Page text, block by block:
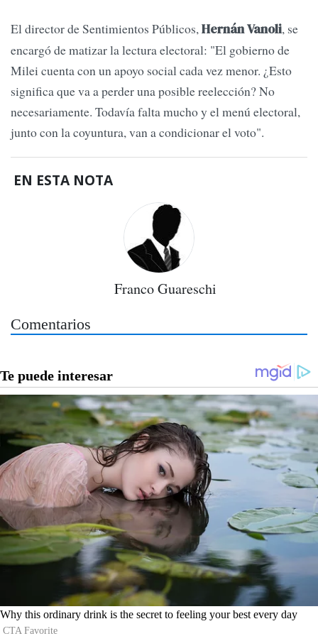
El director de Sentimientos Públicos,Hernán Vanoli, se
encargó de matizar la lectura electoral: "El gobierno de
Milei cuenta con un apoyo social cada vez menor. ¿Esto
significa que va a perder una posible reelección? No
necesariamente. Todavía falta mucho y el menú electoral,
junto con la coyuntura, van a condicionar el voto".
EN ESTA NOTA
Franco Guareschi
Comentarios